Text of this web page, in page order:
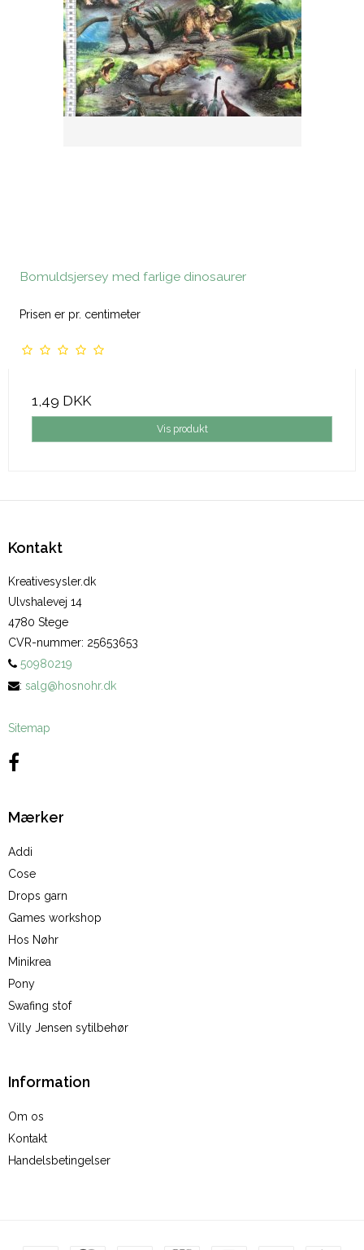
Bomuldsjersey med farlige dinosaurer
Prisen er pr. centimeter
1,49 DKK
Vis produkt
Kontakt
Kreativesysler.dk
Ulvshalevej 14
4780 Stege
CVR-nummer: 25653653
50980219
: salg@hosnohr.dk
Sitemap
Mærker
Addi
Cose
Drops garn
Games workshop
Hos Nøhr
Minikrea
Pony
Swafing stof
Villy Jensen sytilbehør
Information
Om os
Kontakt
Handelsbetingelser